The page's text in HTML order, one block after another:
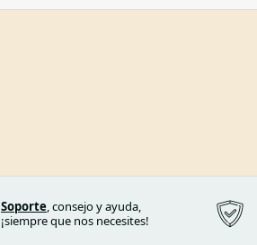
Soporte , consejo y ayuda,
¡siempre que nos necesites!